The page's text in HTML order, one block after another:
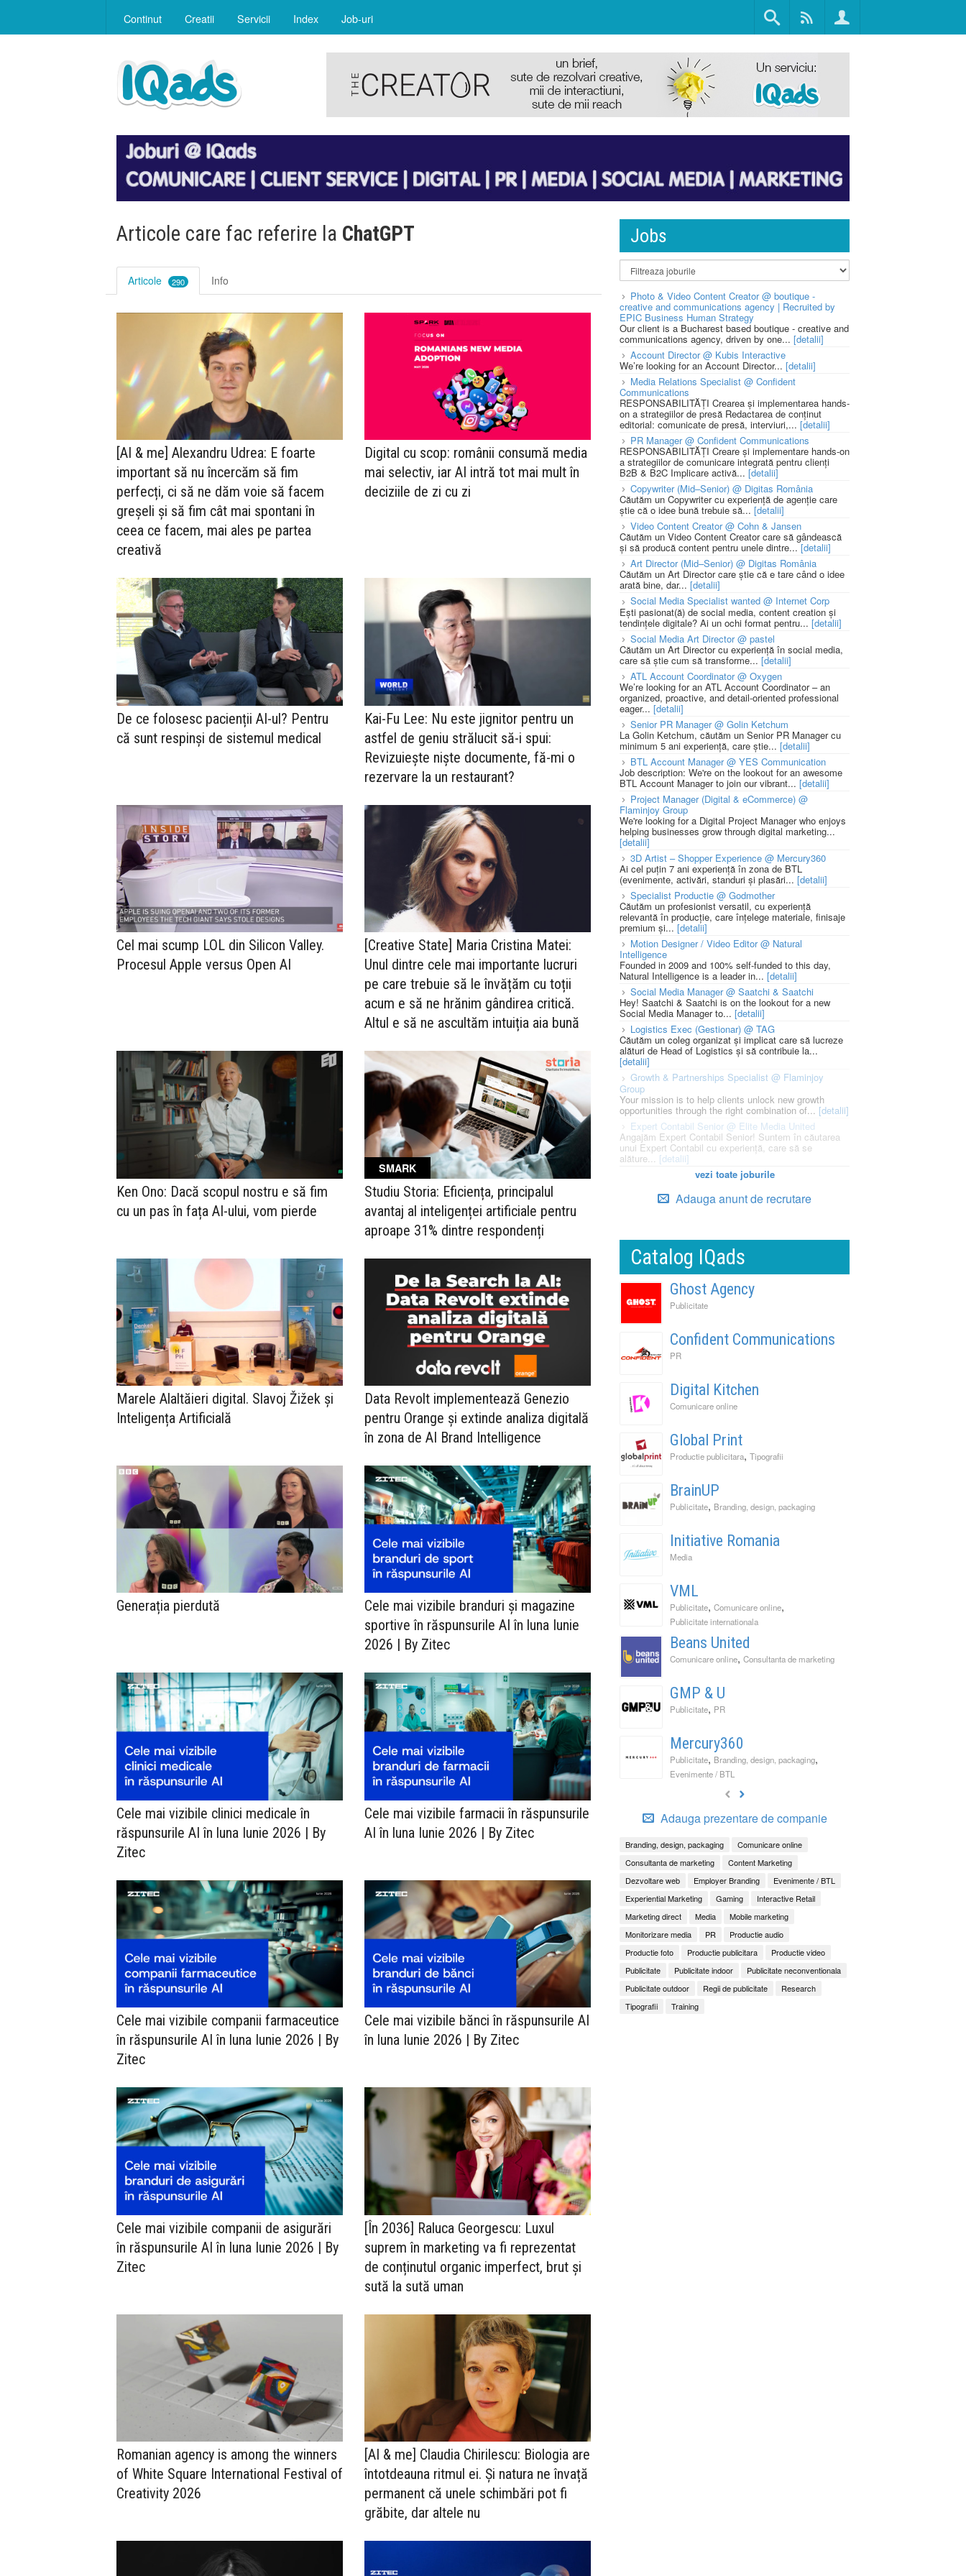
Continut Creatii Servicii Index Job-uri
Articole care fac referire la ChatGPT
Articole 290 Info
[AI & me] Alexandru Udrea: E foarte
important să nu încercăm să fim
perfecți, ci să ne dăm voie să facem
greșeli și să fim cât mai spontani în
ceea ce facem, mai ales pe partea
creativă
Digital cu scop: românii consumă media
mai selectiv, iar AI intră tot mai mult în
deciziile de zi cu zi
De ce folosesc pacienții AI-ul? Pentru
că sunt respinși de sistemul medical
Kai-Fu Lee: Nu este jignitor pentru un
astfel de geniu strălucit să-i spui:
Revizuiește niște documente, fă-mi o
rezervare la un restaurant?
Cel mai scump LOL din Silicon Valley.
Procesul Apple versus Open AI
[Creative State] Maria Cristina Matei:
Unul dintre cele mai importante lucruri
pe care trebuie să le învățăm cu toții
acum e să ne hrănim gândirea critică.
Altul e să ne ascultăm intuiția aia bună
Ken Ono: Dacă scopul nostru e să fim
cu un pas în fața AI-ului, vom pierde
SMARK
Studiu Storia: Eficiența, principalul
avantaj al inteligenței artificiale pentru
aproape 31% dintre respondenți
Marele Alaltăieri digital. Slavoj Žižek și
Inteligența Artificială
Data Revolt implementează Genezio
pentru Orange și extinde analiza digitală
în zona de AI Brand Intelligence
Generația pierdută
Cele mai vizibile branduri și magazine
sportive în răspunsurile AI în luna Iunie
2026 | By Zitec
Cele mai vizibile clinici medicale în
răspunsurile AI în luna Iunie 2026 | By
Zitec
Cele mai vizibile farmacii în răspunsurile
AI în luna Iunie 2026 | By Zitec
Cele mai vizibile companii farmaceutice
în răspunsurile AI în luna Iunie 2026 | By
Zitec
Cele mai vizibile bănci în răspunsurile AI
în luna Iunie 2026 | By Zitec
Cele mai vizibile companii de asigurări
în răspunsurile AI în luna Iunie 2026 | By
Zitec
[În 2036] Raluca Georgescu: Luxul
suprem în marketing va fi reprezentat
de conținutul organic imperfect, brut și
sută la sută uman
Romanian agency is among the winners
of White Square International Festival of
Creativity 2026
[AI & me] Claudia Chirilescu: Biologia are
întotdeauna ritmul ei. Și natura ne învață
permanent că unele schimbări pot fi
grăbite, dar altele nu
Jobs
Photo & Video Content Creator @ boutique -
creative and communications agency | Recruited by
EPIC Business Human Strategy
Our client is a Bucharest based boutique - creative and
communications agency, driven by one... [detalii]
Account Director @ Kubis Interactive
We’re looking for an Account Director... [detalii]
Media Relations Specialist @ Confident
Communications
RESPONSABILITĂȚI Crearea și implementarea hands-
on a strategiilor de presă Redactarea de conținut
editorial: comunicate de presă, interviuri,... [detalii]
PR Manager @ Confident Communications
RESPONSABILITĂȚI Creare și implementare hands-on
a strategiilor de comunicare integrată pentru clienți
B2B & B2C Implicare activă... [detalii]
Copywriter (Mid–Senior) @ Digitas România
Căutăm un Copywriter cu experiență de agenție care
știe că o idee bună trebuie să... [detalii]
Video Content Creator @ Cohn & Jansen
Căutăm un Video Content Creator care să gândească
și să producă content pentru unele dintre... [detalii]
Art Director (Mid–Senior) @ Digitas România
Căutăm un Art Director care știe că e tare când o idee
arată bine, dar... [detalii]
Social Media Specialist wanted @ Internet Corp
Ești pasionat(ă) de social media, content creation și
tendințele digitale? Ai un ochi format pentru... [detalii]
Social Media Art Director @ pastel
Căutăm un Art Director cu experiență în social media,
care să știe cum să transforme... [detalii]
ATL Account Coordinator @ Oxygen
We’re looking for an ATL Account Coordinator – an
organized, proactive, and detail-oriented professional
eager... [detalii]
Senior PR Manager @ Golin Ketchum
La Golin Ketchum, căutăm un Senior PR Manager cu
minimum 5 ani experiență, care știe... [detalii]
BTL Account Manager @ YES Communication
Job description: We're on the lookout for an awesome
BTL Account Manager to join our vibrant... [detalii]
Project Manager (Digital & eCommerce) @
Flaminjoy Group
We're looking for a Digital Project Manager who enjoys
helping businesses grow through digital marketing...
[detalii]
3D Artist – Shopper Experience @ Mercury360
Ai cel puțin 7 ani experiență în zona de BTL
(evenimente, activări, standuri și plasări... [detalii]
Specialist Productie @ Godmother
Căutăm un profesionist versatil, cu experiență
relevantă în producție, care înțelege materiale, finisaje
premium și... [detalii]
Motion Designer / Video Editor @ Natural
Intelligence
Founded in 2009 and 100% self-funded to this day,
Natural Intelligence is a leader in... [detalii]
Social Media Manager @ Saatchi & Saatchi
Hey! Saatchi & Saatchi is on the lookout for a new
Social Media Manager to... [detalii]
Logistics Exec (Gestionar) @ TAG
Căutăm un coleg organizat și implicat care să lucreze
alături de Head of Logistics și să contribuie la...
[detalii]
Growth & Partnerships Specialist @ Flaminjoy
Group
Your mission is to help clients unlock new growth
opportunities through the right combination of... [detalii]
Expert Contabil Senior @ Elite Media United
Angajăm Expert Contabil Senior! Suntem în căutarea
unui Expert Contabil cu experiență, care să se
alăture... [detalii]
vezi toate joburile
Adauga anunt de recrutare
Catalog IQads
Ghost Agency
Publicitate
Confident Communications
PR
Digital Kitchen
Comunicare online
Global Print
Productie publicitara, Tipografii
BrainUP
Publicitate, Branding, design, packaging
Initiative Romania
Media
VML
Publicitate, Comunicare online,
Publicitate internationala
Beans United
Comunicare online, Consultanta de marketing
GMP & U
Publicitate, PR
Mercury360
Publicitate, Branding, design, packaging,
Evenimente / BTL
Adauga prezentare de companie
Branding, design, packaging
Comunicare online
Consultanta de marketing
Content Marketing
Dezvoltare web
Employer Branding
Evenimente / BTL
Experiential Marketing
Gaming
Interactive Retail
Marketing direct
Media
Mobile marketing
Monitorizare media
PR
Productie audio
Productie foto
Productie publicitara
Productie video
Publicitate
Publicitate indoor
Publicitate neconventionala
Publicitate outdoor
Regii de publicitate
Research
Tipografii
Training